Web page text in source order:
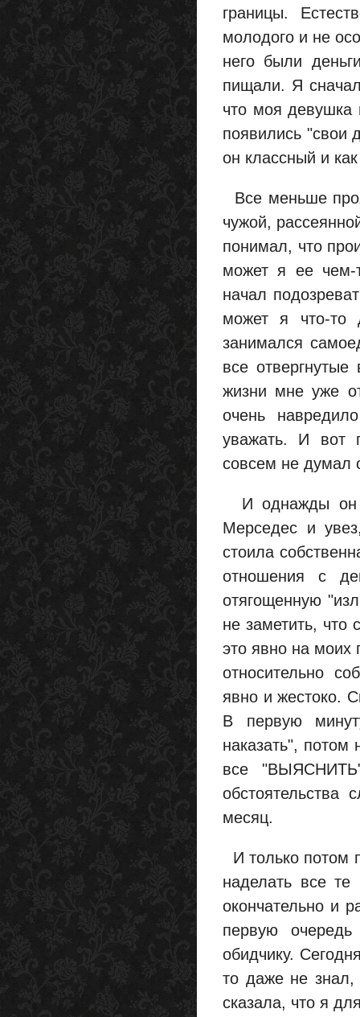
границы.
молодого и не
него были
пищали. Я
что моя девушка
появились "свои
он классный и
Все меньше
чужой,
понимал, что
может я ее чем-
начал
может я что-
занимался
все
жизни мне уже
очень
уважать. И вот
совсем не думал
И однажды он
Мерседес и
стоила
отношения с
отягощенную
не заметить,
это явно на моих
относительно
явно и жестоко.
В первую
наказать", потом
все
обстоятельства
месяц.
И только потом
наделать все
окончательно и
первую
обидчику.
то даже не знал,
сказала, что я